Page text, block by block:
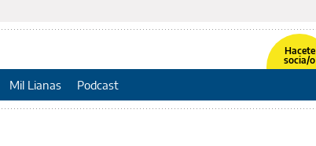
Hacete
socia/o
Mil Lianas Podcast